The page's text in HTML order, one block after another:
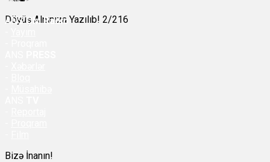
Döyüş Alnınıza Yazılıb! 2/216
ANSÇM Radio
Bizə İnanın!